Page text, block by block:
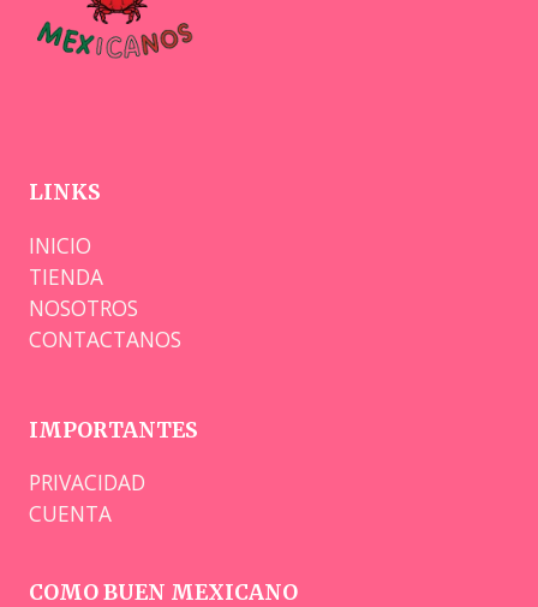
LINKS
INICIO
TIENDA
NOSOTROS
CONTACTANOS
IMPORTANTES
PRIVACIDAD
CUENTA
COMO BUEN MEXICANO